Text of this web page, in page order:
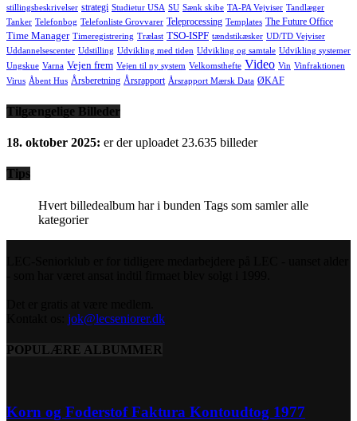
stillingsbeskrivelser strategi Studietur USA SU Sænk skibe TA-PA Vejviser Tandlæger
Tanker Telefonbog Telefonliste Grovvarer Teleprocessing Templates The Future Office
Time Manager Timeregistrering Trælast TSO-ISPF tændstikæsker UD/TD Vejviser
Uddannelsescenter Udstilling Udvikling med tiden Udvikling og samtale Udvikling systemer
Ungskue Varna Vejen frem Vejen til ny system Velkomsthefte Video Vin Vinfraktionen
Virus Åbent Hus Årsberetning Årsrapport Årsrapport Mærsk Data ØKAF
Tilgængelige Billeder
18. oktober 2025: er der uploadet 23.635 billeder
Tips
Hvert billedealbum har i bunden Tags som samler alle
kategorier
jok@lecseniorer.dk
POPULÆRE ALBUMMER
Korn og Foderstof Faktura Kontoudtog 1977